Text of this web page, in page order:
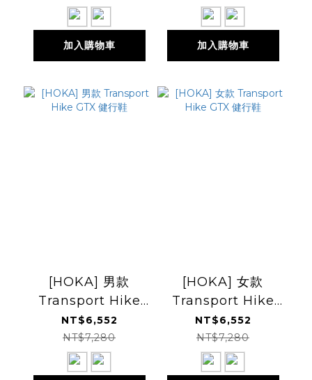
加入購物車 加入購物車
[HOKA] 男款
Transport Hike
GTX 健行鞋
NT$6,552
NT$7,280
[HOKA] 女款
Transport Hike
GTX 健行鞋
NT$6,552
NT$7,280